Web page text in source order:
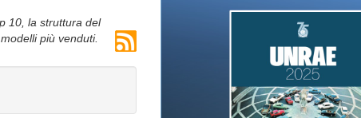
10, la struttura del
più venduti.